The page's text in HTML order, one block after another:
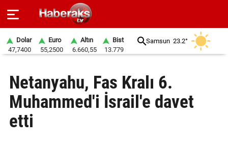
SPOR
YAŞAM
Dolar
47,7400
Euro
55,2500
Altın
6.660,55
Bist
13.779
Samsun 23.2°
Netanyahu, Fas Kralı 6.
Muhammed'i İsrail'e davet
etti